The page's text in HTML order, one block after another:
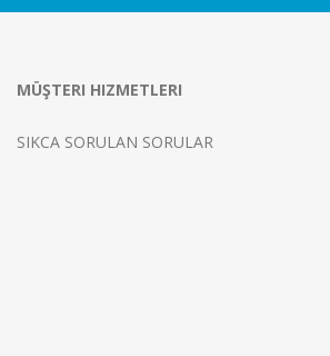
MÜŞTERI HIZMETLERI
SIKCA SORULAN SORULAR